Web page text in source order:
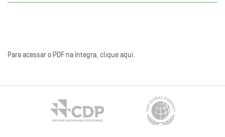
Para acessar o PDF na íntegra, clique aqui.